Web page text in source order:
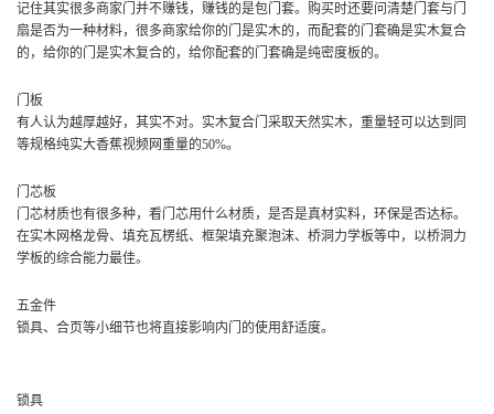
记住其实很多商家门并不赚钱，赚钱的是包门套。购买时还要问清楚门套与门
扇是否为一种材料，很多商家给你的门是实木的，而配套的门套确是实木复合
的，给你的门是实木复合的，给你配套的门套确是纯密度板的。
门板
有人认为越厚越好，其实不对。实木复合门采取天然实木，重量轻可以达到同
等规格纯实大香蕉视频网重量的50%。
门芯板
门芯材质也有很多种，看门芯用什么材质，是否是真材实料，环保是否达标。
在实木网格龙骨、填充瓦楞纸、框架填充聚泡沫、桥洞力学板等中，以桥洞力
学板的综合能力最佳。
五金件
锁具、合页等小细节也将直接影响内门的使用舒适度。
锁具